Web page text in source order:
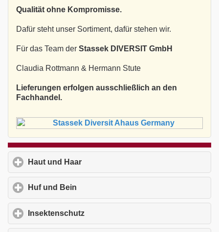
Qualität ohne Kompromisse.
Dafür steht unser Sortiment, dafür stehen wir.
Für das Team der Stassek DIVERSIT GmbH
Claudia Rottmann & Hermann Stute
Lieferungen erfolgen ausschließlich an den
Fachhandel.
Haut und Haar
Huf und Bein
Insektenschutz